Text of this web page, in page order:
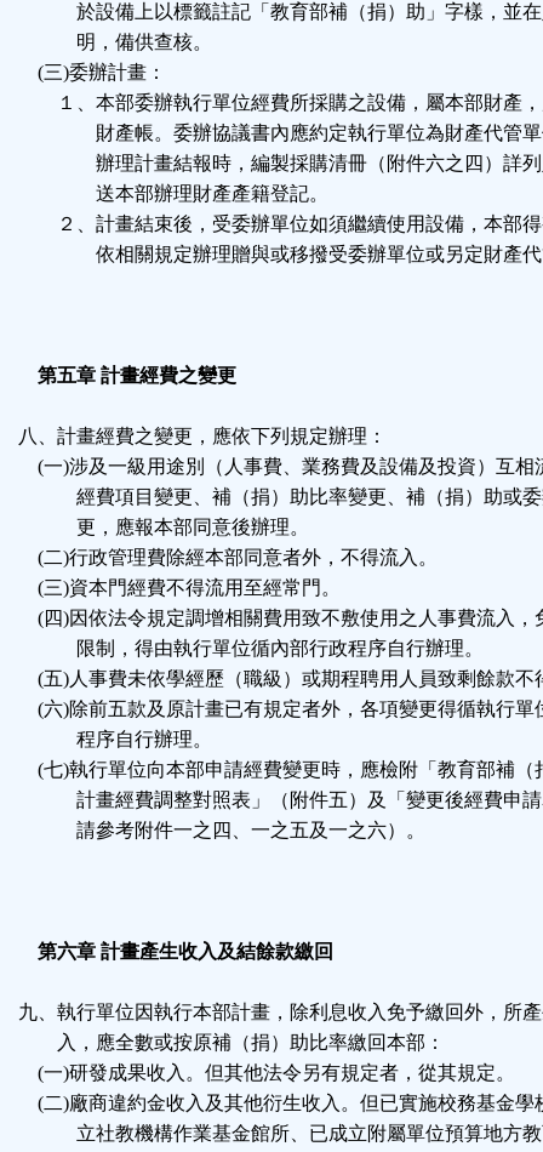
於設備上以標籤註記「教育部補（捐）助」字樣，並在
明，備供查核。
(三)委辦計畫：
１、本部委辦執行單位經費所採購之設備，屬本部財產，
財產帳。委辦協議書內應約定執行單位為財產代管單
辦理計畫結報時，編製採購清冊（附件六之四）詳列
送本部辦理財產產籍登記。
２、計畫結束後，受委辦單位如須繼續使用設備，本部得
依相關規定辦理贈與或移撥受委辦單位或另定財產代
第五章 計畫經費之變更
八、計畫經費之變更，應依下列規定辦理：
(一)涉及一級用途別（人事費、業務費及設備及投資）互相
經費項目變更、補（捐）助比率變更、補（捐）助或委
更，應報本部同意後辦理。
(二)行政管理費除經本部同意者外，不得流入。
(三)資本門經費不得流用至經常門。
(四)因依法令規定調增相關費用致不敷使用之人事費流入，
限制，得由執行單位循內部行政程序自行辦理。
(五)人事費未依學經歷（職級）或期程聘用人員致剩餘款不
(六)除前五款及原計畫已有規定者外，各項變更得循執行單
程序自行辦理。
(七)執行單位向本部申請經費變更時，應檢附「教育部補（
計畫經費調整對照表」（附件五）及「變更後經費申請
請參考附件一之四、一之五及一之六）。
第六章 計畫產生收入及結餘款繳回
九、執行單位因執行本部計畫，除利息收入免予繳回外，所
入，應全數或按原補（捐）助比率繳回本部：
(一)研發成果收入。但其他法令另有規定者，從其規定。
(二)廠商違約金收入及其他衍生收入。但已實施校務基金學
立社教機構作業基金館所、已成立附屬單位預算地方教